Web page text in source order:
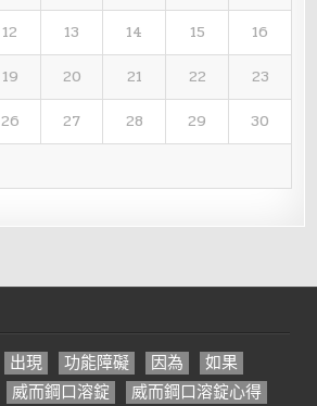
12 13 14 15
16
19 20 21 22
23
26 27 28 29
30
出現 功能障礙 因為
如果
威而鋼口溶錠
威而鋼口溶錠心得